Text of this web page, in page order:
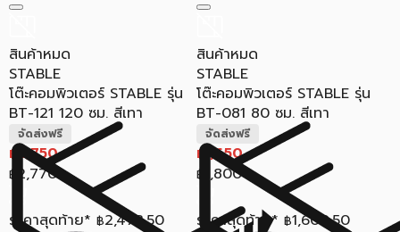
สินค้าหมด
STABLE
โต๊ะคอมพิวเตอร์ STABLE รุ่น
BT-121 120 ซม. สีเทา
จัดส่งฟรี
฿ 2,750
฿ 2,770
ราคาสุดท้าย* ฿2,473.50
สินค้าหมด
STABLE
โต๊ะคอมพิวเตอร์ STABLE รุ่น
BT-081 80 ซม. สีเทา
จัดส่งฟรี
฿ 1,650
฿ 1,800
ราคาสุดท้าย* ฿1,600.50